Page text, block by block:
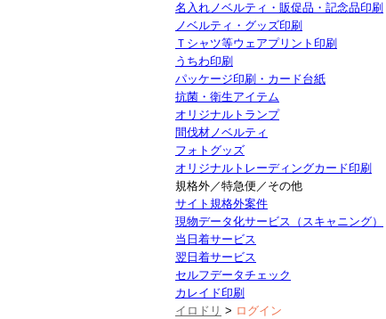
名入れノベルティ・販促品・記念品印刷
ノベルティ・グッズ印刷
Ｔシャツ等ウェアプリント印刷
うちわ印刷
パッケージ印刷・カード台紙
抗菌・衛生アイテム
オリジナルトランプ
間伐材ノベルティ
フォトグッズ
オリジナルトレーディングカード印刷
規格外／特急便／その他
サイト規格外案件
現物データ化サービス（スキャニング）
当日着サービス
翌日着サービス
セルフデータチェック
カレイド印刷
イロドリ > ログイン